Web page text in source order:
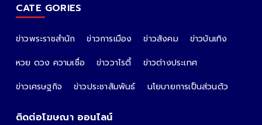
CATE GORIES
ข่าวพระราชสำนัก ข่าวการเมือง ข่าวสังคม
ข่าวบันเทิง
หวย ดวง ความเชื่อ
ข่าววาไรตี้
ข่าวต่างประเทศ
ข่าวเศรษฐกิจ
ข่าวประชาสัมพันธ์ นโยบายการเป็นส่วนตัว
ติดต่อโฆษณา ออนไลน์